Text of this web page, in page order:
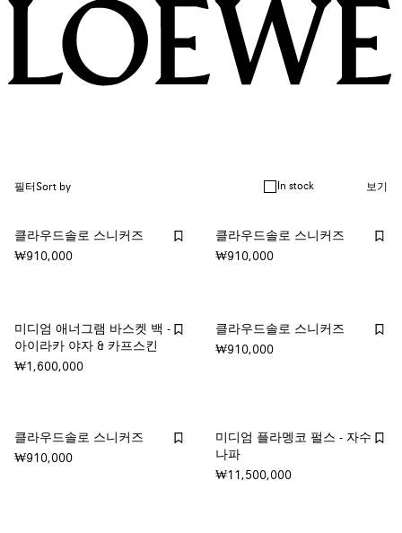
필터Sort by In stock 보기
클라우드솔로 스니커즈
₩910,000
클라우드솔로 스니커즈
₩910,000
미디엄 애너그램 바스켓 백 -
아이라카 야자 & 카프스킨
₩1,600,000
클라우드솔로 스니커즈
₩910,000
클라우드솔로 스니커즈
₩910,000
미디엄 플라멩코 펄스 - 자수
나파
₩11,500,000